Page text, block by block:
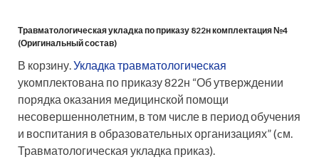
Травматологическая укладка по приказу 822н комплектация №4
(Оригинальный состав)
В корзину. Укладка травматологическая
укомплектована по приказу 822н “Об утверждении
порядка оказания медицинской помощи
несовершеннолетним, в том числе в период обучения
и воспитания в образовательных организациях” (cм.
Травматологическая укладка приказ).